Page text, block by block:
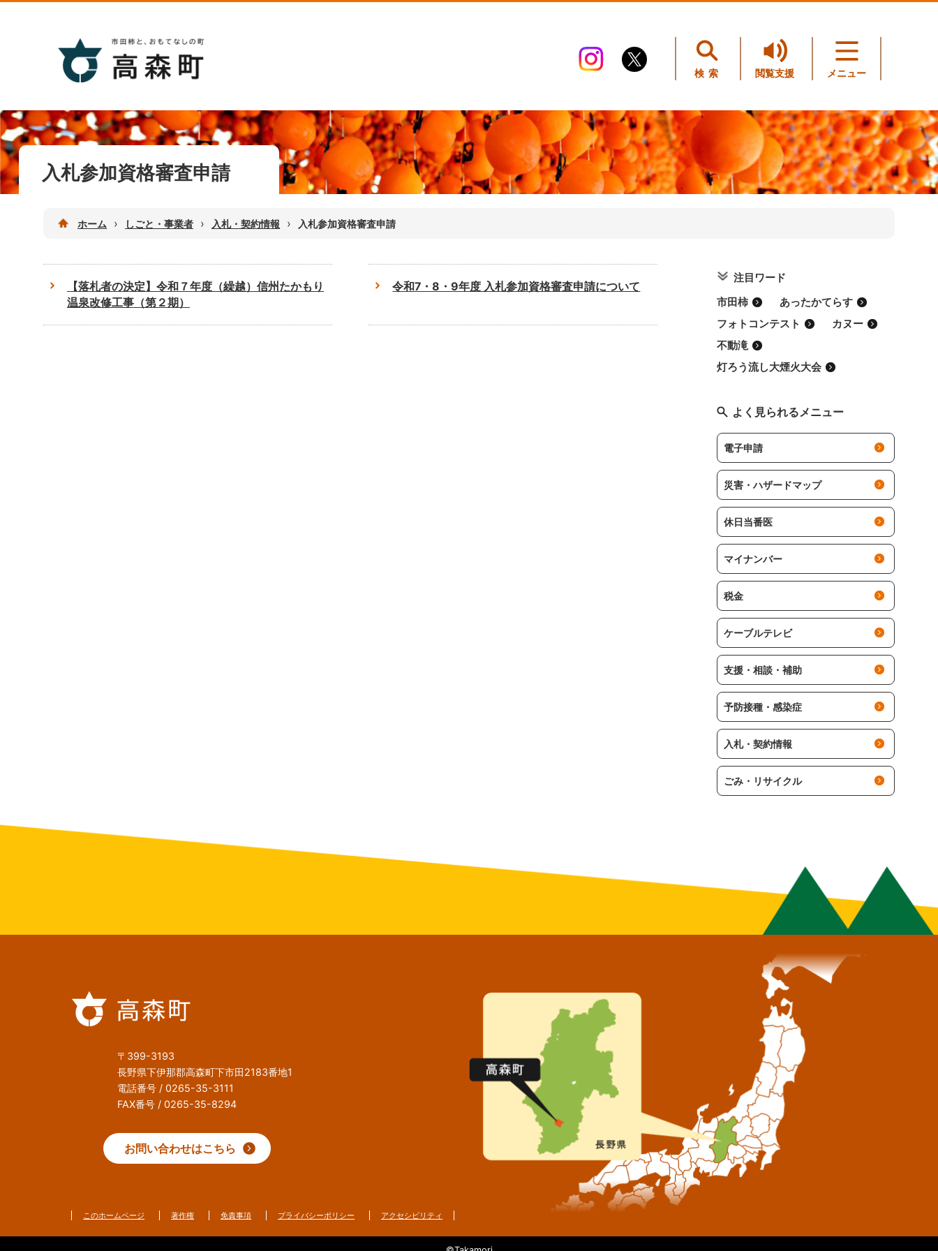
検索 閲覧支援 メニュー
入札参加資格審査申請
ホーム › しごと・事業者 › 入札・契約情報 › 入札参加資格審査申請
【落札者の決定】令和７年度（繰越）信州たかもり
温泉改修工事（第２期）
令和7・8・9年度 入札参加資格審査申請について
注目ワード
市田柿
あったかてらす
フォトコンテスト
カヌー
不動滝
灯ろう流し大煙火大会
よく見られるメニュー
電子申請
災害・ハザードマップ
休日当番医
マイナンバー
税金
ケーブルテレビ
支援・相談・補助
予防接種・感染症
入札・契約情報
ごみ・リサイクル
〒399-3193
長野県下伊那郡高森町下市田2183番地1
電話番号 / 0265-35-3111
FAX番号 / 0265-35-8294
お問い合わせはこちら
このホームページ 著作権 免責事項 プライバシーポリシー アクセシビリティ